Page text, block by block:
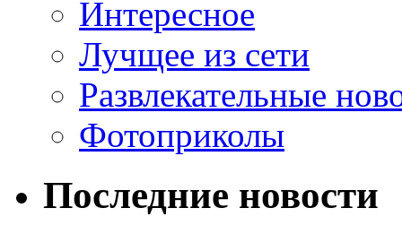
Интересное
Лучщее из сети
Развлекательные
Фотоприколы
Последние новости